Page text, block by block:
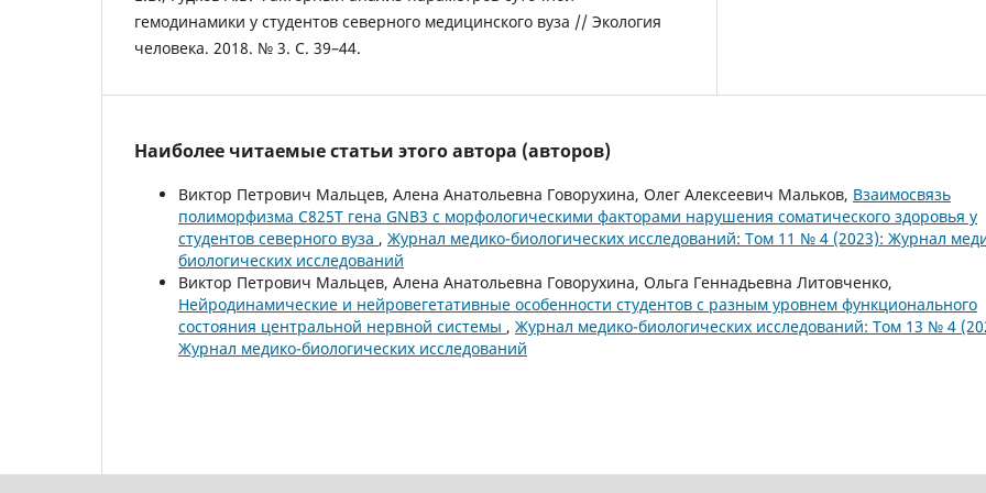
гемодинамики у студентов северного медицинского вуза // Экология
человека. 2018. № 3. С. 39–44.
Наиболее читаемые статьи этого автора (авторов)
Виктор Петрович Мальцев, Алена Анатольевна Говорухина, Олег Алексеевич Мальков, Взаимосвязь
полиморфизма C825T гена GNB3 с морфологическими факторами нарушения соматического здоровья у
студентов северного вуза , Журнал медико-биологических исследований: Том 11 № 4 (2023): Журнал
биологических исследований
Виктор Петрович Мальцев, Алена Анатольевна Говорухина, Ольга Геннадьевна Литовченко,
Нейродинамические и нейровегетативные особенности студентов с разным уровнем функционального
состояния центральной нервной системы , Журнал медико-биологических исследований: Том 13 № 4
Журнал медико-биологических исследований